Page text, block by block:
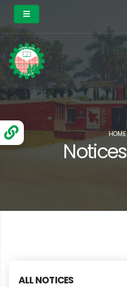
Notices
HOME
ALL NOTICES